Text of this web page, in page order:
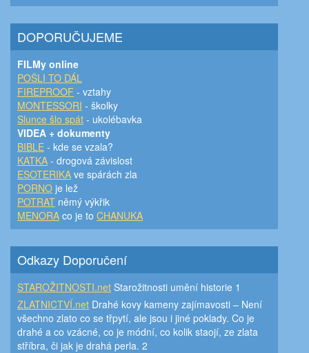
DOPORUČUJEME
FILMy online
POŠLI TO DÁL
FIREPROOF - vztahy
MONTESSORI - školky
Slunce šlo spát - ukolébavka
VIDEA + dokumenty
BIBLE - kde se vzala?
KATKA - drogová závislost
ESOTERIKA ve spárách zla
PORNO je lež
POTRAT němý výkřik
MENORA co je to CHANUKA
Odkazy Doporučení
STAROŽITNOSTI.net Starožitnosti umění historie 1
ZLATNICTVÍ.net Drahé kovy kameny zajímavosti – Není
všechno zlato co se třpytí, ale jsou i jiné poklady. Co je
drahé a co vzácné, co je módní, co kolik staojí, ze zlata
stříbra, či jak je drahá perla. 2